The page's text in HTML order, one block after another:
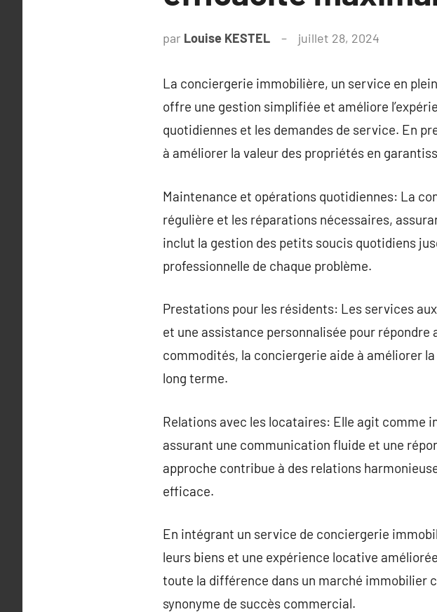
par Louise KESTEL juillet 28, 2024
La conciergerie immobilière, un service en
offre une gestion simplifiée et améliore
quotidiennes et les demandes de service. En
à améliorer la valeur des propriétés en
Maintenance et opérations quotidiennes: La
régulière et les réparations nécessaires,
inclut la gestion des petits soucis quotidiens
professionnelle de chaque problème.
Prestations pour les résidents: Les services
et une assistance personnalisée pour
commodités, la conciergerie aide à améliorer
long terme.
Relations avec les locataires: Elle agit
assurant une communication fluide et une
approche contribue à des relations
efficace.
En intégrant un service de conciergerie
leurs biens et une expérience locative
toute la différence dans un marché
synonyme de succès commercial.